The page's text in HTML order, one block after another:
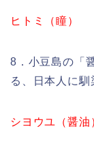
ヒトミ（瞳）
8．小豆島の「
る、日本人に
シヨウユ（醤油